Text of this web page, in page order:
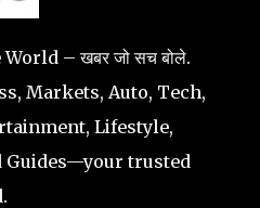
– खबर जो सच बोले.
Markets, Auto, Tech,
Lifestyle,
Guides—your trusted